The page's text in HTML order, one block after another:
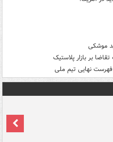
موشکی
بر بازار پلاستیک